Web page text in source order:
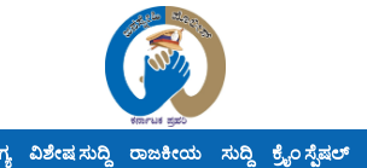
ವಿಶೇಷ ಸುದ್ದಿ ರಾಜಕೀಯ ಸುದ್ದಿ ಕ್ರೈಂ ಸ್ಪೆಷಲ್